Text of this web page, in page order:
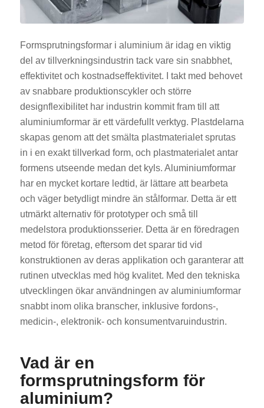
Formsprutningsformar i aluminium är idag en viktig
del av tillverkningsindustrin tack vare sin snabbhet,
effektivitet och kostnadseffektivitet. I takt med behovet
av snabbare produktionscykler och större
designflexibilitet har industrin kommit fram till att
aluminiumformar är ett värdefullt verktyg. Plastdelarna
skapas genom att det smälta plastmaterialet sprutas
in i en exakt tillverkad form, och plastmaterialet antar
formens utseende medan det kyls. Aluminiumformar
har en mycket kortare ledtid, är lättare att bearbeta
och väger betydligt mindre än stålformar. Detta är ett
utmärkt alternativ för prototyper och små till
medelstora produktionsserier. Detta är en föredragen
metod för företag, eftersom det sparar tid vid
konstruktionen av deras applikation och garanterar att
rutinen utvecklas med hög kvalitet. Med den tekniska
utvecklingen ökar användningen av aluminiumformar
snabbt inom olika branscher, inklusive fordons-,
medicin-, elektronik- och konsumentvaruindustrin.
Vad är en
formsprutningsform för
aluminium?